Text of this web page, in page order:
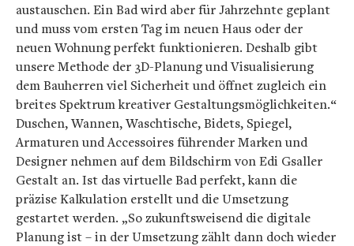
austauschen. Ein Bad wird aber für Jahrzehnte geplant
und muss vom ersten Tag im neuen Haus oder der
neuen Wohnung perfekt funktionieren. Deshalb gibt
unsere Methode der 3D-Planung und Visualisierung
dem Bauherren viel Sicherheit und öffnet zugleich ein
breites Spektrum kreativer Gestaltungsmöglichkeiten.“
Duschen, Wannen, Waschtische, Bidets, Spiegel,
Armaturen und Accessoires führender Marken und
Designer nehmen auf dem Bildschirm von Edi Gsaller
Gestalt an. Ist das virtuelle Bad perfekt, kann die
präzise Kalkulation erstellt und die Umsetzung
gestartet werden. „So zukunftsweisend die digitale
Planung ist – in der Umsetzung zählt dann doch wieder